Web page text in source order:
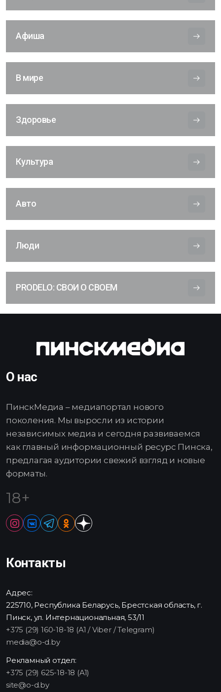
Афиша
В мире
Здоровье
Культура
Авто
Люди
PRODELO: СВОИ О СВОЕМ
О нас
ПинскМедиа – медиапортал нового
поколения. Мы выросли из истории
независимых медиа и сегодня развиваемся
как главный информационный ресурс Пинска,
предлагая аудитории свежий взгляд и новые
форматы.
18+
Контакты
Адрес:
225710, Республика Беларусь, Брестская область, г.
Пинск, ул. Интернациональная, 53/11
+375 (29) 160-18-18 (A1 / Viber / Telegram)
media@o-d.by
Рекламный отдел:
+375 (29) 625-18-18 (A1)
site@o-d.by